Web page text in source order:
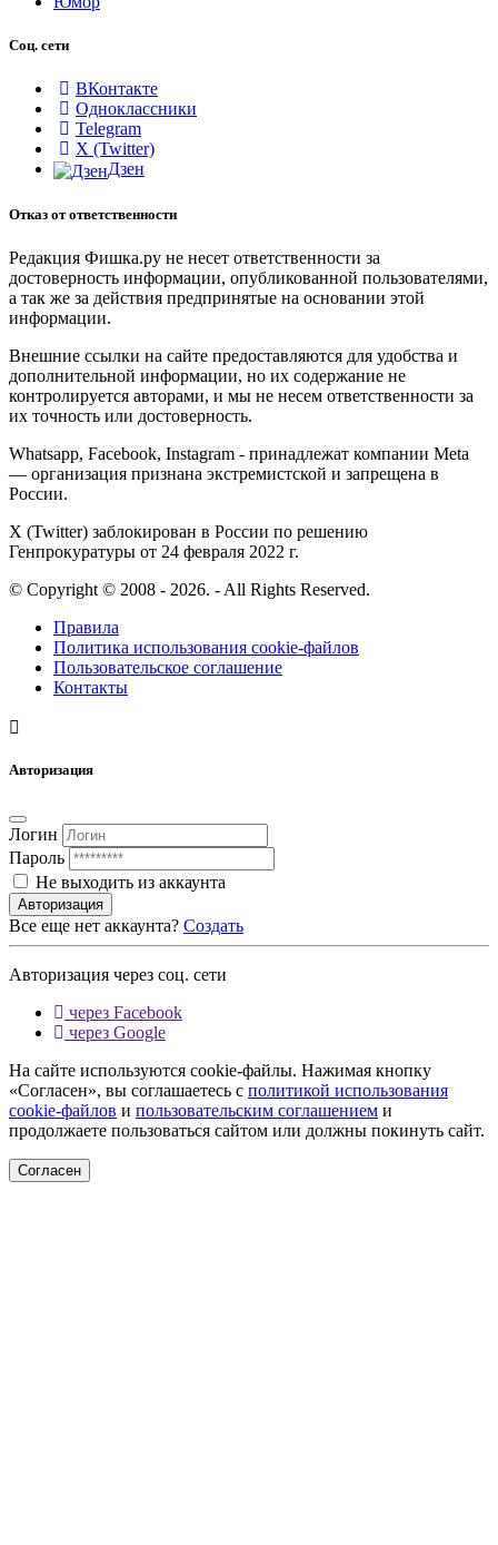
Соц. сети
ВКонтакте
Одноклассники
Telegram
X (Twitter)
Дзен
Отказ от ответственности
Редакция Фишка.ру не несет ответственности за
достоверность информации, опубликованной пользователями,
а так же за действия предпринятые на основании этой
информации.
Внешние ссылки на сайте предоставляются для удобства и
дополнительной информации, но их содержание не
контролируется авторами, и мы не несем ответственности за
их точность или достоверность.
Whatsapp, Facebook, Instagram - принадлежат компании Meta
— организация признана экстремистской и запрещена в
России.
X (Twitter) заблокирован в России по решению
Генпрокуратуры от 24 февраля 2022 г.
© Copyright © 2008 - 2026. - All Rights Reserved.
Правила
Политика использования cookie-файлов
Пользовательское соглашение
Контакты
Авторизация
Логин
Пароль
Не выходить из аккаунта
Авторизация
Все еще нет аккаунта? Создать
Авторизация через соц. сети
через Facebook
через Google
На сайте используются cookie-файлы. Нажимая кнопку
«Согласен», вы соглашаетесь с политикой использования
cookie-файлов и пользовательским соглашением и
продолжаете пользоваться сайтом или должны покинуть сайт.
Согласен